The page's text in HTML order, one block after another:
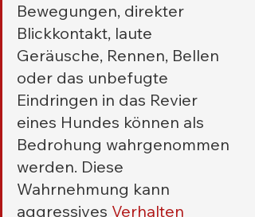
Bewegungen, direkter
Blickkontakt, laute
Geräusche, Rennen, Bellen
oder das unbefugte
Eindringen in das Revier
eines Hundes können als
Bedrohung wahrgenommen
werden. Diese
Wahrnehmung kann
aggressives Verhalten